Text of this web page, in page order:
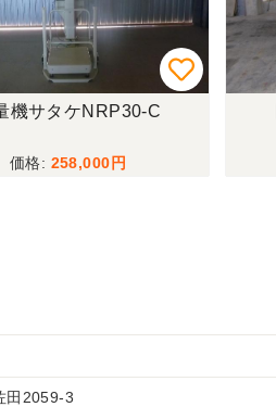
機サタケNRP30-C
258,000
田2059-3